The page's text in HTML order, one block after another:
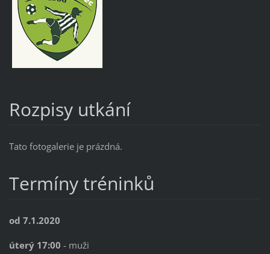
Rozpisy utkání
Tato fotogalerie je prázdná.
Termíny tréninků
od 7.1.2020
úterý 17:00 - muži